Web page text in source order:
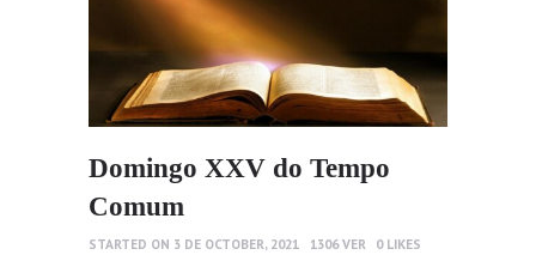
Domingo XXV do Tempo
Comum
STARTED ON 3 DE OCTOBER, 2021 1306 VER 0 LIKES